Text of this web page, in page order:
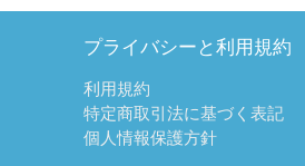
プライバシーと利用規約
利用規約
特定商取引法に基づく表記
個人情報保護方針